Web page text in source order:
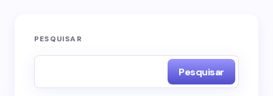
O seu endereço de e-mail não será publicado.
PESQUISAR
Pesquisar